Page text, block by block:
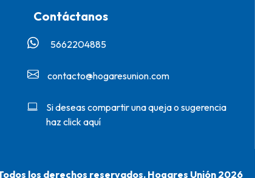
Contáctanos
5662204885‬
contacto@hogaresunion.com
Si deseas compartir una queja o sugerencia
haz click aquí
los derechos reservados. Hogares Unión 2026